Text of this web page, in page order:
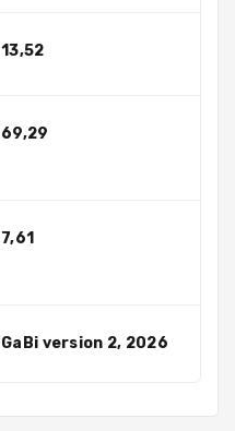
13,52
69,29
7,61
GaBi version 2, 2026